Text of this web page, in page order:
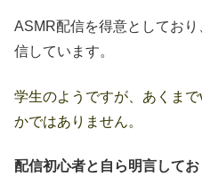
ASMR配信を得意としてお
信しています。
学生のようですが、あくま
かではありません。
配信初心者と自ら明言して